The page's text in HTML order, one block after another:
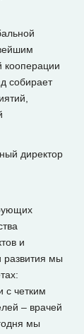
кооперации
собирает
директор
и
развития мы
с четким
– врачей
мы